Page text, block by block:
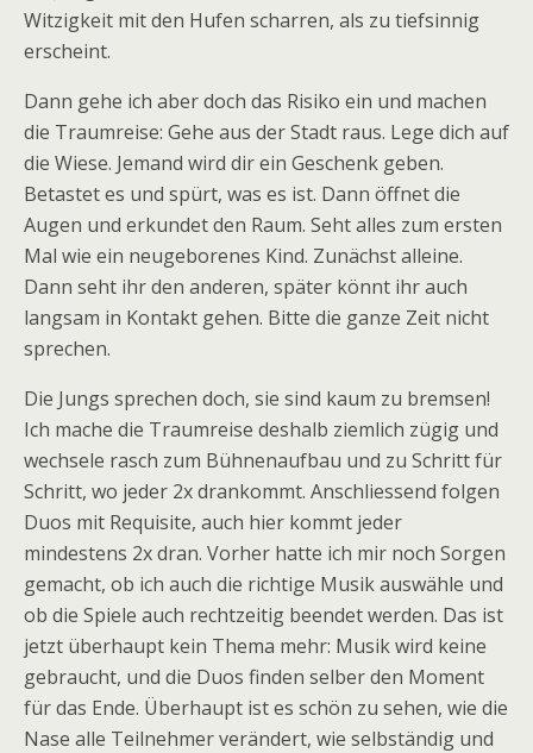
Witzigkeit mit den Hufen scharren, als zu tiefsinnig
erscheint.
Dann gehe ich aber doch das Risiko ein und machen
die Traumreise: Gehe aus der Stadt raus. Lege dich auf
die Wiese. Jemand wird dir ein Geschenk geben.
Betastet es und spürt, was es ist. Dann öffnet die
Augen und erkundet den Raum. Seht alles zum ersten
Mal wie ein neugeborenes Kind. Zunächst alleine.
Dann seht ihr den anderen, später könnt ihr auch
langsam in Kontakt gehen. Bitte die ganze Zeit nicht
sprechen.
Die Jungs sprechen doch, sie sind kaum zu bremsen!
Ich mache die Traumreise deshalb ziemlich zügig und
wechsele rasch zum Bühnenaufbau und zu Schritt für
Schritt, wo jeder 2x drankommt. Anschliessend folgen
Duos mit Requisite, auch hier kommt jeder
mindestens 2x dran. Vorher hatte ich mir noch Sorgen
gemacht, ob ich auch die richtige Musik auswähle und
ob die Spiele auch rechtzeitig beendet werden. Das ist
jetzt überhaupt kein Thema mehr: Musik wird keine
gebraucht, und die Duos finden selber den Moment
für das Ende. Überhaupt ist es schön zu sehen, wie die
Nase alle Teilnehmer verändert, wie selbständig und